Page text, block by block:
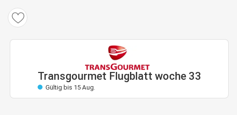
Transgourmet Flugblatt woche 33
Gültig bis 15 Aug.